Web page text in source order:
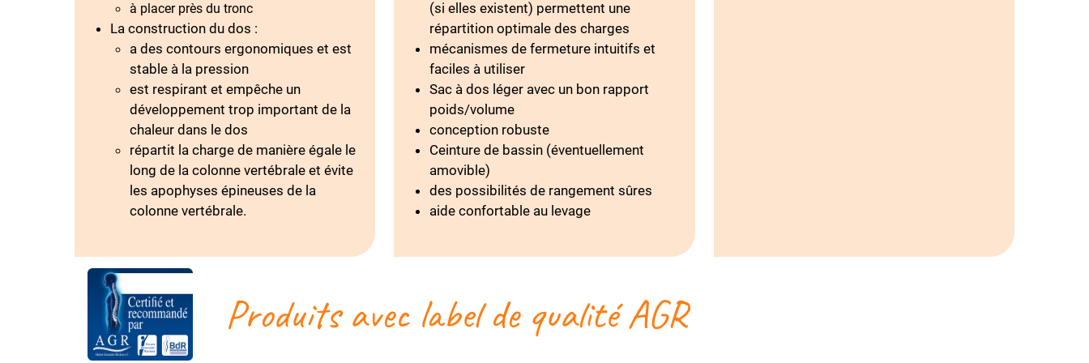
à placer près du tronc
La construction du dos :
a des contours ergonomiques et est
stable à la pression
est respirant et empêche un
développement trop important de la
chaleur dans le dos
répartit la charge de manière égale le
long de la colonne vertébrale et évite
les apophyses épineuses de la
colonne vertébrale.
(si elles existent) permettent une
répartition optimale des charges
mécanismes de fermeture intuitifs et
faciles à utiliser
Sac à dos léger avec un bon rapport
poids/volume
conception robuste
Ceinture de bassin (éventuellement
amovible)
des possibilités de rangement sûres
aide confortable au levage
Produits avec label de qualité AGR